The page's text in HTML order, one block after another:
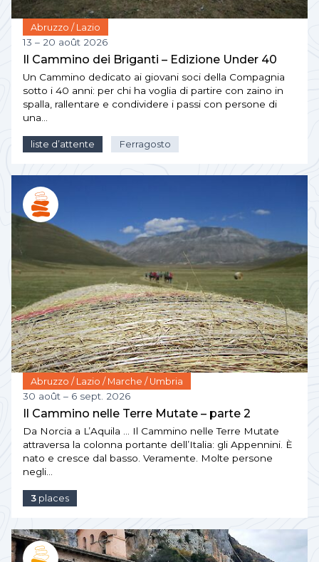
Abruzzo / Lazio
13 – 20 août 2026
Il Cammino dei Briganti – Edizione Under 40
Un Cammino dedicato ai giovani soci della Compagnia
sotto i 40 anni: per chi ha voglia di partire con zaino in
spalla, rallentare e condividere i passi con persone di
una…
liste d’attente Ferragosto
Abruzzo / Lazio / Marche / Umbria
30 août – 6 sept. 2026
Il Cammino nelle Terre Mutate – parte 2
Da Norcia a L’Aquila … Il Cammino nelle Terre Mutate
attraversa la colonna portante dell’Italia: gli Appennini. È
nato e cresce dal basso. Veramente. Molte persone
negli…
3 places